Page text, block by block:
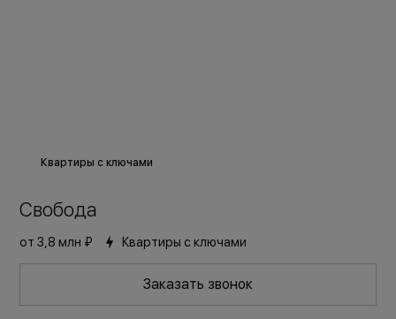
Квартиры с ключами
Свобода
от3,8 млн ₽ Комфорт+ Сдан
Квартиры с ключами
Заказать звонок